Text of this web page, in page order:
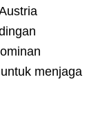
menjaga